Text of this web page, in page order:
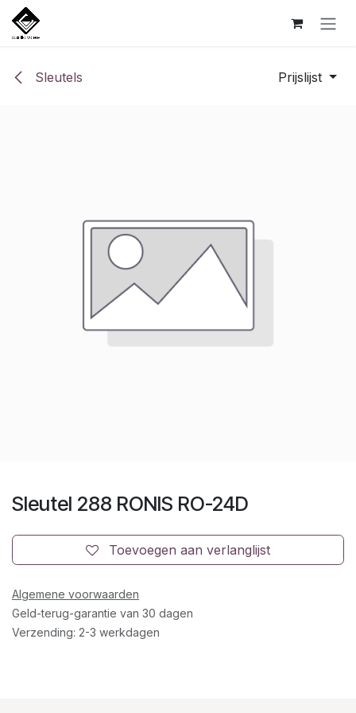
Overslaan naar inhoud
Sleutels Prijslijst
Sleutel 288 RONIS RO-24D
Toevoegen aan verlanglijst
Algemene voorwaarden
Geld-terug-garantie van 30 dagen
Verzending: 2-3 werkdagen